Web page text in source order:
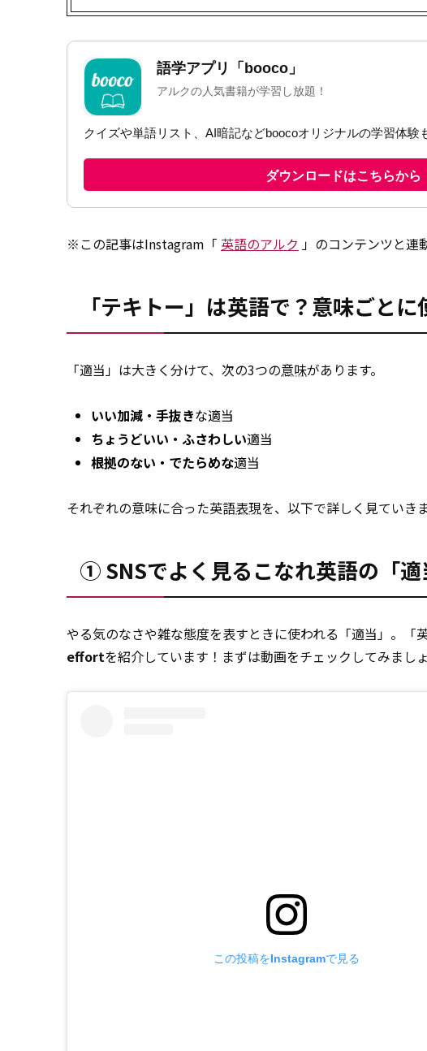
※この記事はInstagram「 英語のアルク 」のコンテンツと連
「テキトー」は英語で？意味ごとに
「適当」は大きく分けて、次の3つの意味があります。
いい加減・手抜きな適当
ちょうどいい・ふさわしい適当
根拠のない・でたらめな適当
それぞれの意味に合った英語表現を、以下で詳しく見ていき
① SNSでよく見るこなれ英語の「
やる気のなさや雑な態度を表すときに使われる「適当」。
effortを紹介しています！まずは動画をチェックしてみまし
この投稿をInstagramで見る